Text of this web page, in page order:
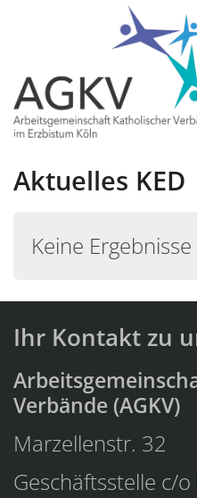
Zum Inhalt springen
Aktuelles KED
Keine
Ihr Kontakt zu
Verbände (AGKV)
Marzellenstr. 32
Geschäftsstelle c/